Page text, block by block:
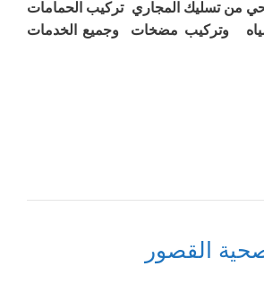
من تسليك المجاري تركيب الحمامات
مياه وتركيب مضخات وجميع الخدمات
القصور